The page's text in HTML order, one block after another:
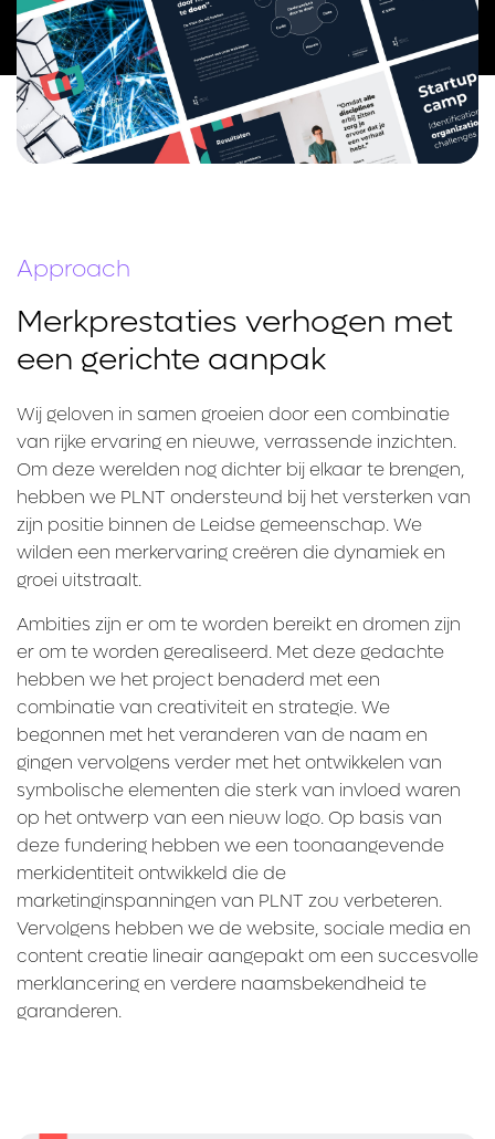
Approach
Merkprestaties verhogen met
een gerichte aanpak
Wij geloven in samen groeien door een combinatie
van rijke ervaring en nieuwe, verrassende inzichten.
Om deze werelden nog dichter bij elkaar te brengen,
hebben we PLNT ondersteund bij het versterken van
zijn positie binnen de Leidse gemeenschap. We
wilden een merkervaring creëren die dynamiek en
groei uitstraalt.
Ambities zijn er om te worden bereikt en dromen zijn
er om te worden gerealiseerd. Met deze gedachte
hebben we het project benaderd met een
combinatie van creativiteit en strategie. We
begonnen met het veranderen van de naam en
gingen vervolgens verder met het ontwikkelen van
symbolische elementen die sterk van invloed waren
op het ontwerp van een nieuw logo. Op basis van
deze fundering hebben we een toonaangevende
merkidentiteit ontwikkeld die de
marketinginspanningen van PLNT zou verbeteren.
Vervolgens hebben we de website, sociale media en
content creatie lineair aangepakt om een succesvolle
merklancering en verdere naamsbekendheid te
garanderen.